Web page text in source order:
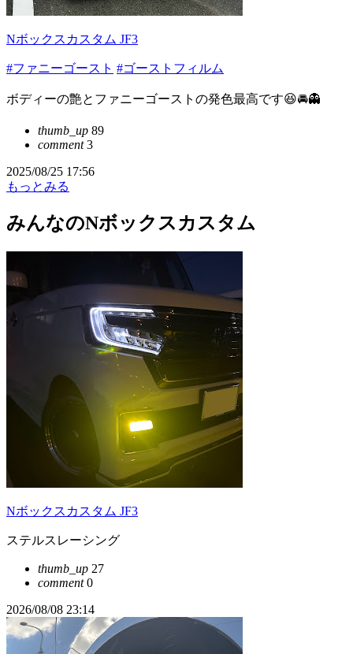
Nボックスカスタム JF3
#ファニーゴースト #ゴーストフィルム
ボディーの艶とファニーゴーストの発色最高です😆🚘👻
thumb_up 89
comment3
2025/08/25 17:56
もっとみる
みんなのNボックスカスタム
Nボックスカスタム JF3
ステルスレーシング
thumb_up 27
comment0
2026/08/08 23:14